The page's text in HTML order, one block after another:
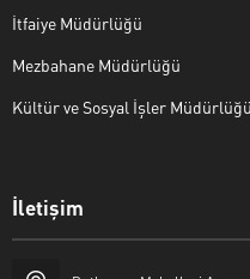
İtfaiye Müdürlüğü
Mezbahane Müdürlüğü
Kültür ve Sosyal İşler Müdürlüğü
İletişim